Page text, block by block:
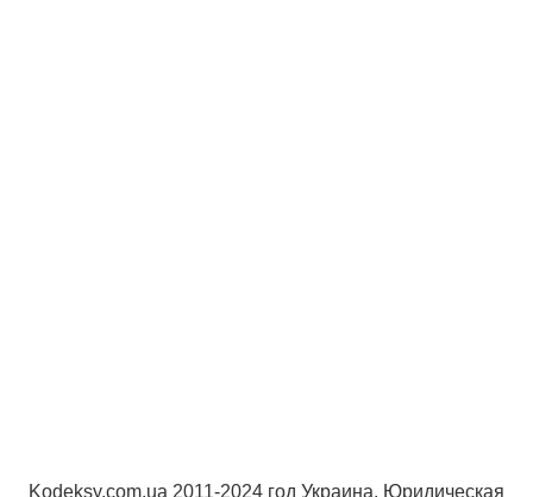
Kodeksy.com.ua 2011-2024 год Украина. Юридическая